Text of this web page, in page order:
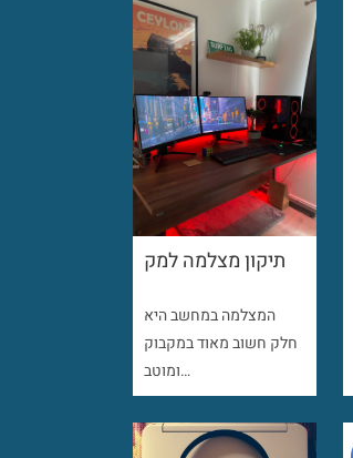
תיקון מצלמה למק
המצלמה במחשב היא
חלק חשוב מאוד במקבוק
ומוטב…